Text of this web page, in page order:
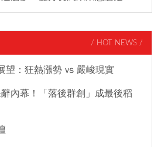
/ HOT NEWS /
望：狂熱漲勢 vs 嚴峻現實
內幕！「落後群創」成最後稻